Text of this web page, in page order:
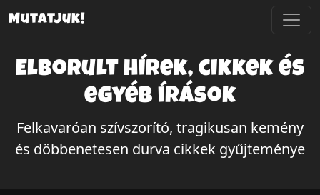
Mutatjuk!
Elborult hírek, cikkek és
egyéb írások
Felkavaróan szívszorító, tragikusan kemény
és döbbenetesen durva cikkek gyűjteménye